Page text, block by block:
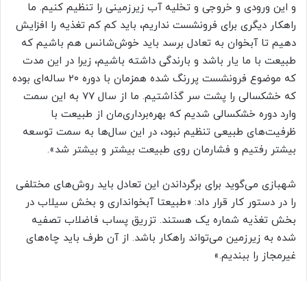
و این ورودی و خروجی و تخلیه آب زیرزمینی را تنظیم کنیم. ما
راهکار دیگری برای فرونشست نداریم، باید کم کم تغذیه را افزایش
دهیم تا آبخوان به تعادل برسد باید خوش‌شانس هم باشیم که
طبیعت با ما یار باشد و بارندگی داشته باشیم، زیرا در این مدت
که موضوع فرونشست پررنگ شده همزمان با دوره ۲۰ ساله‌ای بوده
که خشکسالی را پشت سر گذاشتیم. ما از سال ۷۷ به این سمت
وارد دوره خشکسالی شدیم که بهره‌برداری‌مان از طبیعت با
ظرفیت‌های طبیعی تنظیم نبود، در این سال‌ها به سمت توسعه
بیشتر رفتیم و فشارمان روی طبیعت بیشتر و بیشتر شد».
شهبازی می‌گوید برای برگرداندن این تعادل باید روش‌های مختلفی
را در دستور کار قرار داد: «طبیعتا آبخوانداری و بخش سیلاب در
بخش تغذیه شماره یک هستند. تزریق پساب فاضلاب تصفیه
شده به زیر‌زمین می‌تواند راهکار باشد. از آن طرف باید چاه‌های
غیر‌مجاز را ببندیم.»